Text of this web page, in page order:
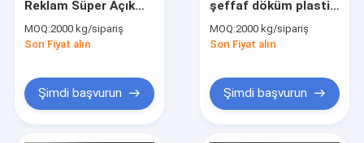
Reklam Süper Açık
MOQ:2000 kg/sipariş
Son Fiyat alın
Şimdi başvurun
şeffaf döküm plastik
panoları
MOQ:2000 kg/sipariş
Son Fiyat alın
Şimdi başvurun